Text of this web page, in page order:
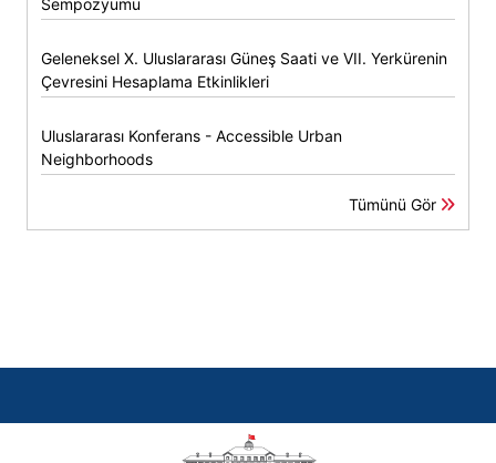
Sempozyumu
Geleneksel X. Uluslararası Güneş Saati ve VII. Yerkürenin
Çevresini Hesaplama Etkinlikleri
Uluslararası Konferans - Accessible Urban
Neighborhoods
Tümünü Gör